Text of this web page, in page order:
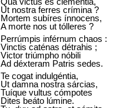
Ut nostra ferres crímina ?
Mortem subíres ínnocens,
A morte nos ut tólleres ?
Perrúmpis inférnum chaos :
Vinctis caténas détrahis ;
Victor triúmpho nóbili
Ad déxteram Patris sedes.
Te cogat indulgéntia,
Ut damna nostra sárcias,
Tuíque vultus cómpotes
Dites beáto lúmine.